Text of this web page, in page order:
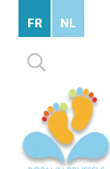
contenu
principal
Rechercher :
FR NL